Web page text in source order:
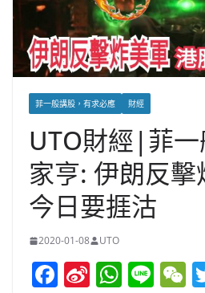
菲一般講股，有求必應 財經
UTO財經|菲
家亨: 伊朗反
今日要捱沽
2020-01-08 UTO
F Si W Li